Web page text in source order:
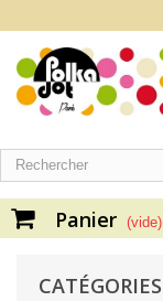
Panier (vide)
CATÉGORIES